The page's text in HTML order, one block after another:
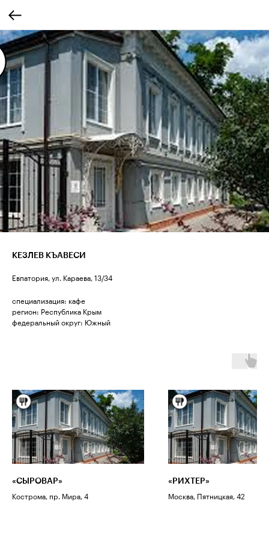
КЕЗЛЕВ КЪАВЕСИ
Евпатория, ул. Караева, 13/34
специализация: кафе
регион: Республика Крым
федеральный округ: Южный
«СЫРОВАР»
Кострома, пр. Мира, 4
«РИХТЕР»
Москва, Пятницкая, 42